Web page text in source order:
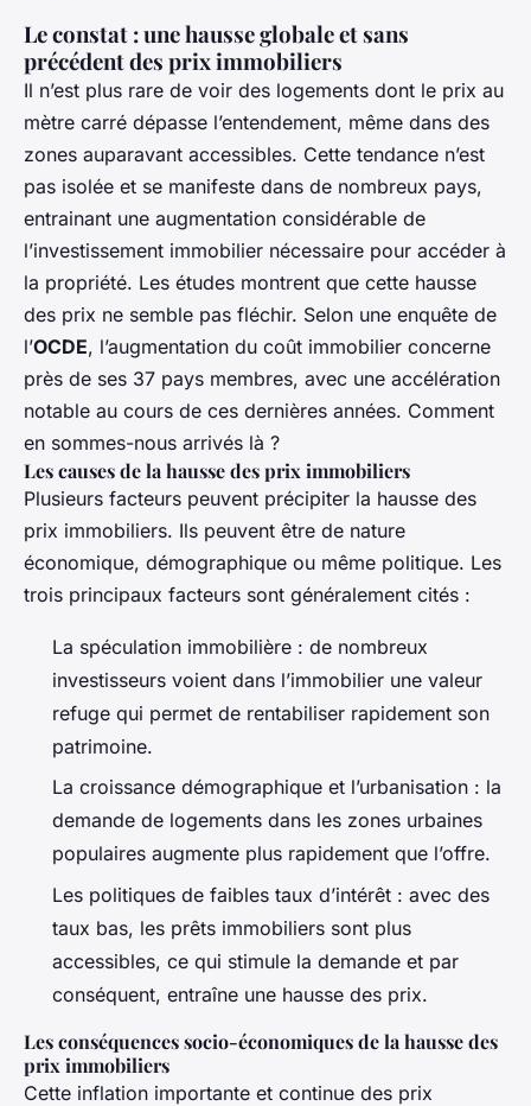
Le constat : une hausse globale et sans
précédent des prix immobiliers
Il n’est plus rare de voir des logements dont le prix au
mètre carré dépasse l’entendement, même dans des
zones auparavant accessibles. Cette tendance n’est
pas isolée et se manifeste dans de nombreux pays,
entrainant une augmentation considérable de
l’investissement immobilier nécessaire pour accéder à
la propriété. Les études montrent que cette hausse
des prix ne semble pas fléchir. Selon une enquête de
l’OCDE, l’augmentation du coût immobilier concerne
près de ses 37 pays membres, avec une accélération
notable au cours de ces dernières années. Comment
en sommes-nous arrivés là ?
Les causes de la hausse des prix immobiliers
Plusieurs facteurs peuvent précipiter la hausse des
prix immobiliers. Ils peuvent être de nature
économique, démographique ou même politique. Les
trois principaux facteurs sont généralement cités :
La spéculation immobilière : de nombreux
investisseurs voient dans l’immobilier une valeur
refuge qui permet de rentabiliser rapidement son
patrimoine.
La croissance démographique et l’urbanisation : la
demande de logements dans les zones urbaines
populaires augmente plus rapidement que l’offre.
Les politiques de faibles taux d’intérêt : avec des
taux bas, les prêts immobiliers sont plus
accessibles, ce qui stimule la demande et par
conséquent, entraîne une hausse des prix.
Les conséquences socio-économiques de la hausse des
prix immobiliers
Cette inflation importante et continue des prix